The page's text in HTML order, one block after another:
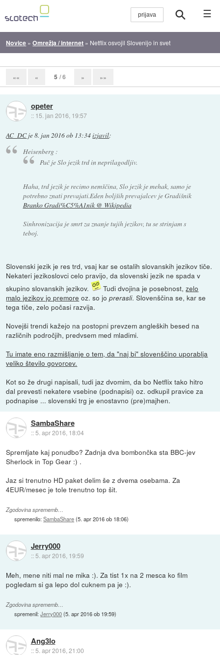
☰
Novice »Omrežja / internet » Netflix osvojil Slovenijo in svet
«« « 5 / 6 » »»
opeter
:: 15. jan 2016, 19:57
AC_DCje8. jan 2016 ob 13:34izjavil:
Heisenberg :
Pač je Slo jezik trd in neprilagodljiv.
Haha, trd jezik je recimo nemščina, Slo jezik je mehak, samo je
potrebno znati prevajati.Eden boljših prevajalcev je Gradišnik
Branko Gradi%C5%A1nik @ Wikipedia
Sinhronizacija je smrt za znanje tujih jezikov, tu se strinjam s
teboj.
Slovenski jezik je res trd, vsaj kar se ostalih slovanskih jezikov tiče.
Nekateri jezikoslovci celo pravijo, da slovenski jezik ne spada v
skupino slovanskih jezikov.
Tudi dvojina je posebnost,zelo
malo jezikov jo premore oz. so joprerasli. Slovenščina se, kar se
tega tiče, zelo počasi razvija.
Novejši trendi kažejo na postopni prevzem angleških besed na
različnih področjih, predvsem med mladimi.
Tu imate eno razmišljanje o tem, da "naj bi" slovenščino uporablja
veliko število govorcev.
Kot so že drugi napisali, tudi jaz dvomim, da bo Netflix tako hitro
dal prevesti nekatere vsebine (podnapisi) oz. odkupil pravice za
podnapise ... slovenski trg je enostavno (pre)majhen.
SambaShare
::5. apr 2016, 18:04
Spremljate kaj ponudbo? Zadnja dva bombončka sta BBC-jev
Sherlock in Top Gear :) .
Jaz si trenutno HD paket delim še z dvema osebama. Za
4EUR/mesec je tole trenutno top šit.
Zgodovina sprememb…
spremenilo:SambaShare(5. apr 2016 ob 18:06)
Jerry000
:: 5. apr 2016, 19:59
Meh, mene niti mal ne mika :). Za tist 1x na 2 mesca ko film
pogledam si ga lepo dol cuknem pa je :).
Zgodovina sprememb…
spremenil:Jerry000(5. apr 2016 ob 19:59)
Ang3lo
::5. apr 2016, 21:00